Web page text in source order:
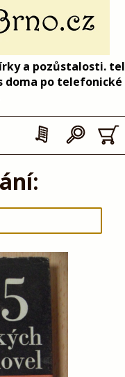
a pozůstalosti. tel
doma po telefonické